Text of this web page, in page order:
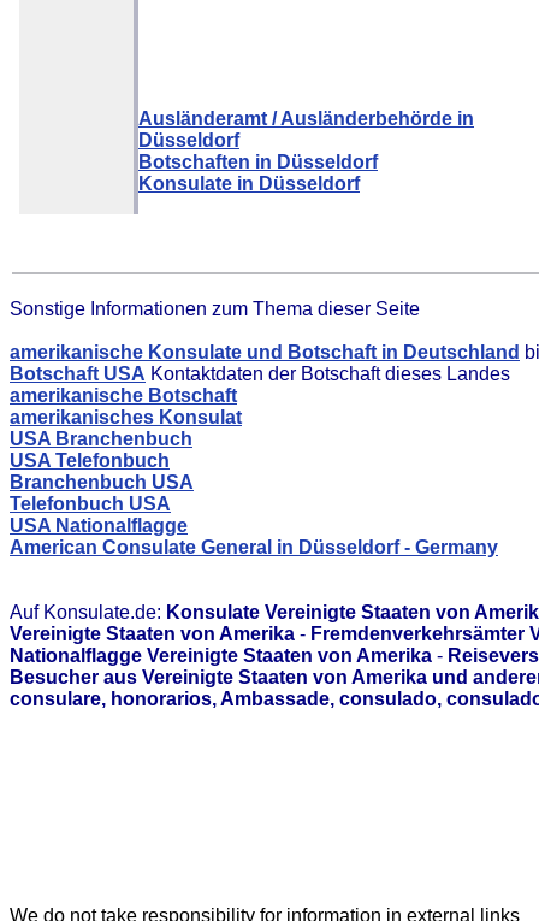
Ausländeramt / Ausländerbehörde in
Düsseldorf
Botschaften in Düsseldorf
Konsulate in Düsseldorf
Sonstige Informationen zum Thema dieser Seite
amerikanische Konsulate und Botschaft in Deutschland
Botschaft USA Kontaktdaten der Botschaft dieses Landes
amerikanische Botschaft
amerikanisches Konsulat
USA Branchenbuch
USA Telefonbuch
Branchenbuch USA
Telefonbuch USA
USA Nationalflagge
American Consulate General in Düsseldorf - Germany
Auf Konsulate.de: Konsulate Vereinigte Staaten von
Vereinigte Staaten von Amerika - Fremdenverkehrsämter
Nationalflagge Vereinigte Staaten von Amerika -
Besucher aus Vereinigte Staaten von Amerika und
consulare, honorarios, Ambassade, consulado,
We do not take responsibility for information in external links